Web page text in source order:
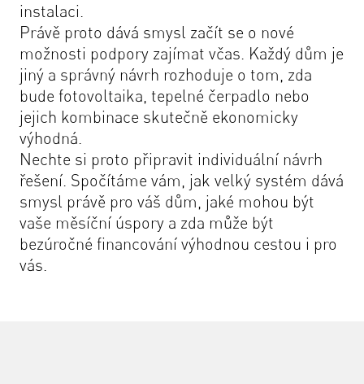
instalaci.
Právě proto dává smysl začít se o nové
možnosti podpory zajímat včas. Každý dům je
jiný a správný návrh rozhoduje o tom, zda
bude fotovoltaika, tepelné čerpadlo nebo
jejich kombinace skutečně ekonomicky
výhodná.
Nechte si proto připravit individuální návrh
řešení. Spočítáme vám, jak velký systém dává
smysl právě pro váš dům, jaké mohou být
vaše měsíční úspory a zda může být
bezúročné financování výhodnou cestou i pro
vás.